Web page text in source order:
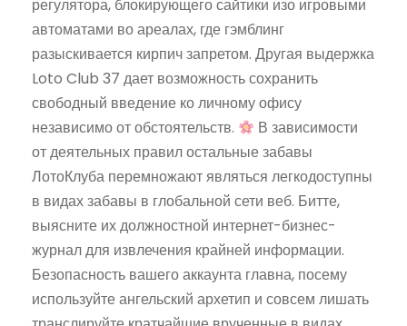
регулятора, блокирующего сайтики изо игровыми
автоматами во ареалах, где гэмблинг
разыскивается кирпич запретом. Другая выдержка
Loto Club 37 дает возможность сохранить
свободный введение ко личному офису
независимо от обстоятельств.
В зависимости
от деятельных правил остальные забавы
ЛотоКлуба перемножают являться легкодоступны
в видах забавы в глобальной сети веб. Битте,
выясните их должностной интернет-бизнес-
журнал для извлечения крайней информации.
Безопасность вашего аккаунта главна, посему
используйте ангельский архетип и совсем лишать